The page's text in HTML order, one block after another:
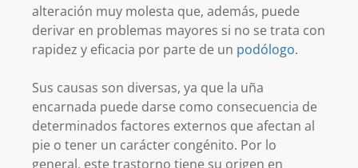
alteración muy molesta que, además, puede
derivar en problemas mayores si no se trata con
rapidez y eficacia por parte de un podólogo.
Sus causas son diversas, ya que la uña
encarnada puede darse como consecuencia de
determinados factores externos que afectan al
pie o tener un carácter congénito. Por lo
general, este trastorno tiene su origen en